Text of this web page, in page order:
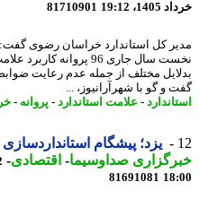
19:12
81710901
نخست سال جاری 96 پروانه کاربرد
مختلف از جمله عدم رعایت ضوابط
و گو با شهرآرانیوز، ...
- علامت استاندارد- پروانه -
یزد؛ پیشگام استانداردسازی
صداوسیما-اقتصادی-
81691081